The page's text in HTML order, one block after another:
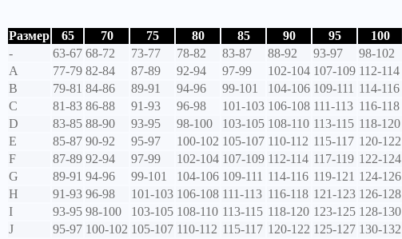
Размер
65 70 75 80 85 90 95 100
-
63-67 68-72 73-77 78-82 83-87 88-92 93-97 98-102
A
77-79 82-84 87-89 92-94 97-99 102-104 107-109 112-114
B
79-81 84-86 89-91 94-96 99-101 104-106 109-111 114-116
C
81-83 86-88 91-93 96-98 101-103 106-108 111-113 116-118
D
83-85 88-90 93-95 98-100 103-105 108-110 113-115 118-120
E
85-87 90-92 95-97 100-102 105-107 110-112 115-117 120-122
F
87-89 92-94 97-99 102-104 107-109 112-114 117-119 122-124
G
89-91 94-96 99-101 104-106 109-111 114-116 119-121 124-126
H
91-93 96-98 101-103 106-108 111-113 116-118 121-123 126-128
I
93-95 98-100 103-105 108-110 113-115 118-120 123-125 128-130
J
95-97 100-102 105-107 110-112 115-117 120-122 125-127 130-132